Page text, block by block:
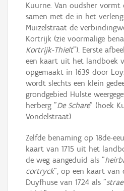
Kuurne. Van oudsher vormt
samen met de in het
Muizelstraat de
Kortrijk (zie voormalige
Kortrijk-Thielt"). Eerste
een kaart uit het landboek
opgemaakt in 1639 door
wordt slechts een klein
grondgebied Hulste
herberg "De Schare" (hoek
Vondelstraat).
Zelfde benaming op 18de-
kaart van 1715 uit het
de weg aangeduid als "
cortryck", op een kaart van
Duyfhuse van 1724 als "